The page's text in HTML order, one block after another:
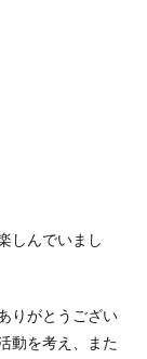
しんでいまし
りがとうござい
動を考え、また